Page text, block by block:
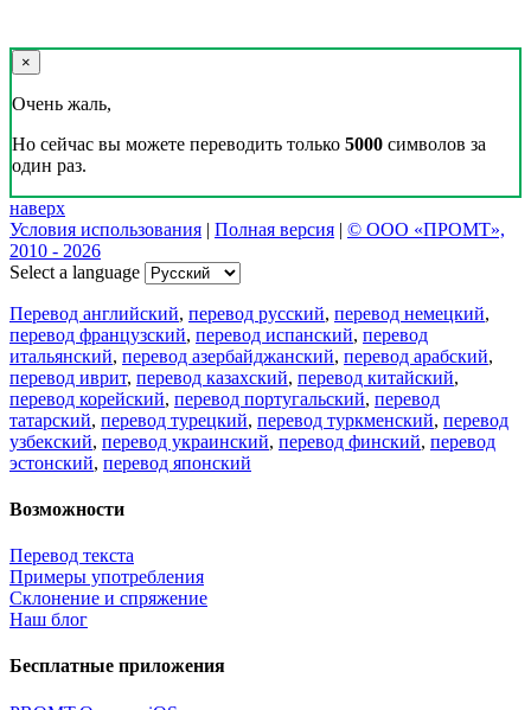
×
Очень жаль,
Но сейчас вы можете переводить только 5000 символов за
один раз.
наверх
Условия использования | Полная версия | © ООО «ПРОМТ»,
2010 - 2026
Select a language
Перевод английский, перевод русский, перевод немецкий,
перевод французский, перевод испанский, перевод
итальянский, перевод азербайджанский, перевод арабский,
перевод иврит, перевод казахский, перевод китайский,
перевод корейский, перевод португальский, перевод
татарский, перевод турецкий, перевод туркменский, перевод
узбекский, перевод украинский, перевод финский, перевод
эстонский, перевод японский
Возможности
Перевод текста
Примеры употребления
Склонение и спряжение
Наш блог
Бесплатные приложения